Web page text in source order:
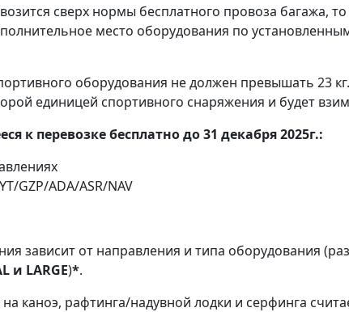
сверх нормы бесплатного провоза багажа, то
место оборудования по
оборудования не должен превышать 23
единицей спортивного снаряжения и будет
к перевозке бесплатно до 31 декабря 2025г.:
GZP/ADA/ASR/NAV
зависит от направления и типа оборудования
и LARGE)*.
каноэ, рафтинга/надувной лодки и серфинга